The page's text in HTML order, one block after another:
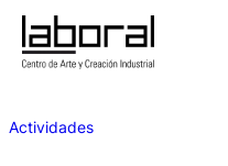
Actividades